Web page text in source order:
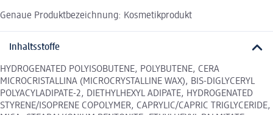
Genaue Produktbezeichnung: Kosmetikprodukt
Inhaltsstoffe
HYDROGENATED POLYISOBUTENE, POLYBUTENE, CERA
MICROCRISTALLINA (MICROCRYSTALLINE WAX), BIS-DIGLYCERYL
POLYACYLADIPATE-2, DIETHYLHEXYL ADIPATE, HYDROGENATED
STYRENE/ISOPRENE COPOLYMER, CAPRYLIC/CAPRIC TRIGLYCERIDE,